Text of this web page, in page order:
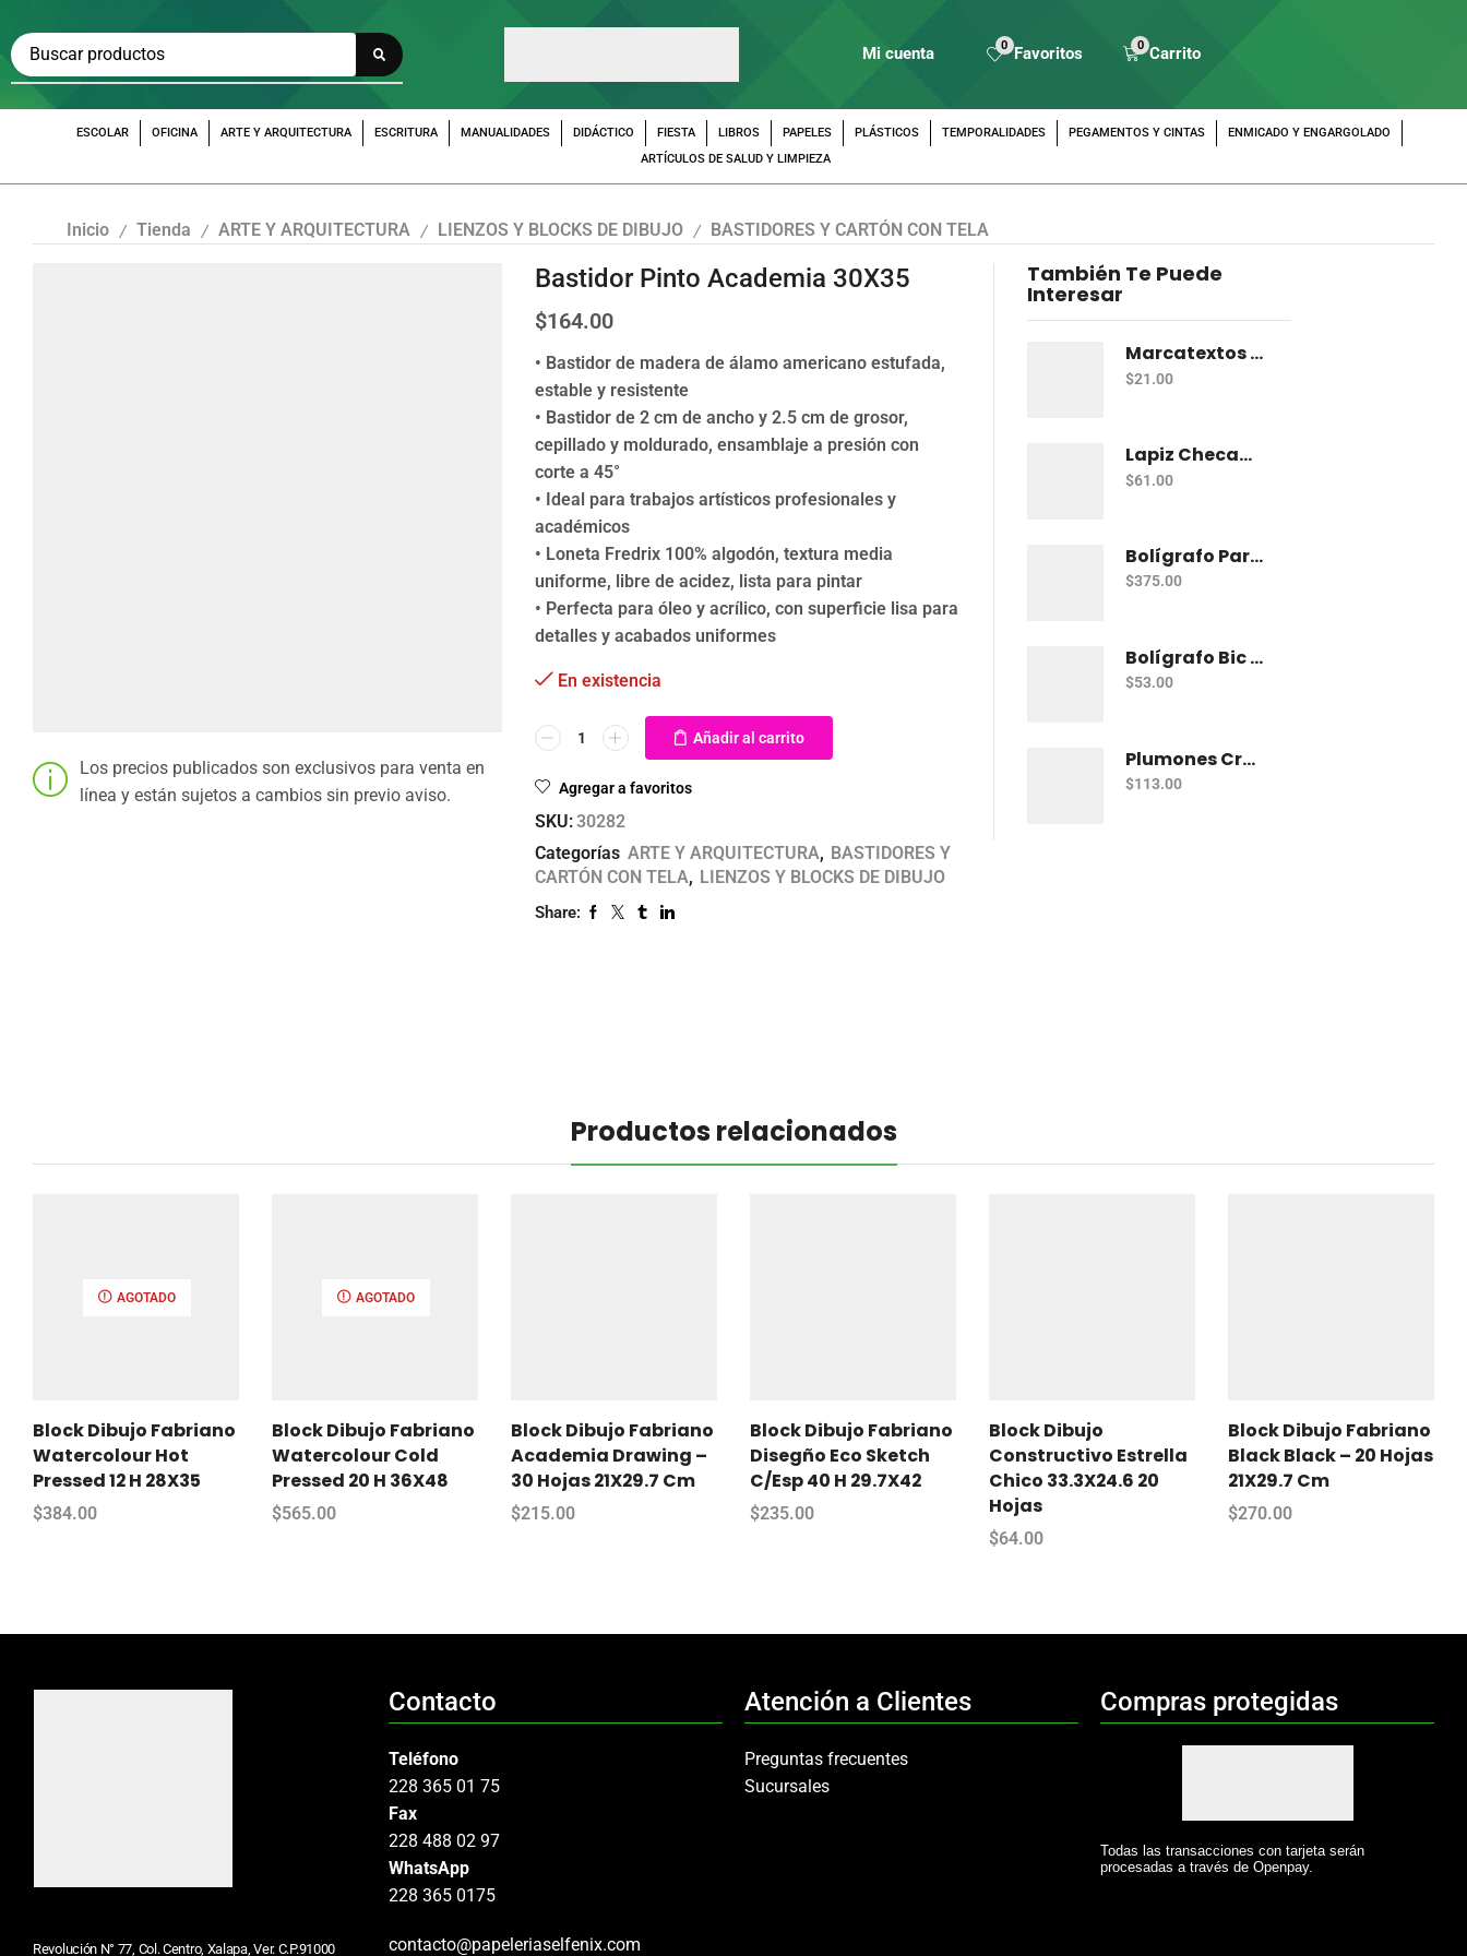
Mi cuenta 0 Favoritos 0 Carrito
ESCOLAR OFICINA ARTE Y ARQUITECTURA ESCRITURA MANUALIDADES DIDÁCTICO FIESTA LIBROS PAPELES PLÁSTICOS TEMPORALIDADES PEGAMENTOS Y CINTAS
ENMICADO Y ENGARGOLADO
ARTÍCULOS DE SALUD Y LIMPIEZA
Inicio / Tienda / ARTE Y ARQUITECTURA / LIENZOS Y BLOCKS DE DIBUJO / BASTIDORES Y CARTÓN CON TELA
Los precios publicados son exclusivos para venta en
línea y están sujetos a cambios sin previo aviso.
Bastidor Pinto Academia 30X35
$164.00
• Bastidor de madera de álamo americano estufada,
estable y resistente
• Bastidor de 2 cm de ancho y 2.5 cm de grosor,
cepillado y moldurado, ensamblaje a presión con
corte a 45°
• Ideal para trabajos artísticos profesionales y
académicos
• Loneta Fredrix 100% algodón, textura media
uniforme, libre de acidez, lista para pintar
• Perfecta para óleo y acrílico, con superficie lisa para
detalles y acabados uniformes
En existencia
Añadir al carrito
Agregar a favoritos
SKU:30282
Categorías ARTE Y ARQUITECTURA, BASTIDORES Y
CARTÓN CON TELA, LIENZOS Y BLOCKS DE DIBUJO
Share:
También Te Puede
Interesar
Marcatextos Zebra J Roller Hl 2 Puntas Rosa
$21.00
Lapiz Checador Pelikan Rojo Carmin C/10
$61.00
Bolígrafo Parker Jotter Kensington Ct Bp
$375.00
Bolígrafo Bic Cristal Fashion Con 15 Punto Grueso (1.2 Mm)
$53.00
Plumones Crayola Super Tips Pastel Con 12
$113.00
Productos relacionados
AGOTADO
Block Dibujo Fabriano
Watercolour Hot
Pressed 12 H 28X35
$384.00
AGOTADO
Block Dibujo Fabriano
Watercolour Cold
Pressed 20 H 36X48
$565.00
Block Dibujo Fabriano
Academia Drawing –
30 Hojas 21X29.7 Cm
$215.00
Block Dibujo Fabriano
Disegño Eco Sketch
C/Esp 40 H 29.7X42
$235.00
Block Dibujo
Constructivo Estrella
Chico 33.3X24.6 20
Hojas
$64.00
Block Dibujo Fabriano
Black Black – 20 Hojas
21X29.7 Cm
$270.00
Revolución N° 77, Col. Centro, Xalapa, Ver. C.P.91000
Contacto
Teléfono
228 365 01 75
Fax
228 488 02 97
WhatsApp
228 365 0175
contacto@papeleriaselfenix.com
Atención a Clientes
Preguntas frecuentes
Sucursales
Compras protegidas
Todas las transacciones con tarjeta serán
procesadas a través de Openpay.